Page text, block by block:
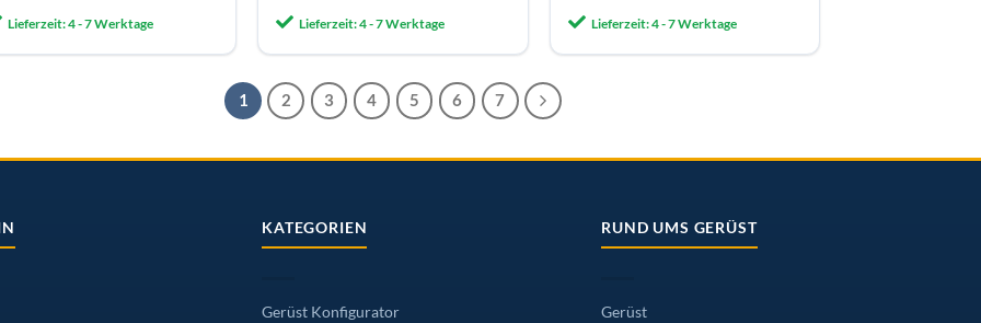
Lieferzeit:4 - 7 Werktage
Varianten
auf.
Die
können
Produktseite
Lieferzeit:4 - 7 Werktage
Varianten
können
Produktseite
Lieferzeit:4 - 7 Werktage
1 2 3 4 5 6 7
KATEGORIEN
Gerüst Konfigurator
RUND UMS GERÜST
Gerüst